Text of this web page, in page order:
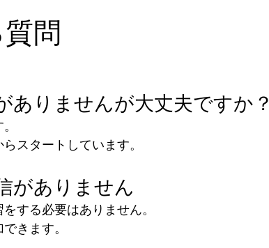
問
ありませんが大丈夫ですか？
スタートしています。
がありません
する必要はありません。
きます。